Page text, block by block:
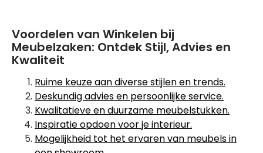
Voordelen van Winkelen bij
Meubelzaken: Ontdek Stijl, Advies en
Kwaliteit
Ruime keuze aan diverse stijlen en trends.
Deskundig advies en persoonlijke service.
Kwalitatieve en duurzame meubelstukken.
Inspiratie opdoen voor je interieur.
Mogelijkheid tot het ervaren van meubels in